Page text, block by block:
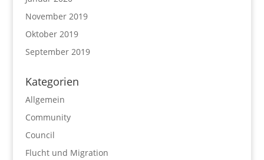
November 2019
Oktober 2019
September 2019
Kategorien
Allgemein
Community
Council
Flucht und Migration